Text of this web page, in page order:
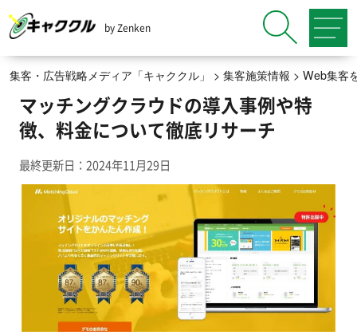
by Zenken
集客・広告戦略メディア「キャククル」 > 集客施策情報 > Web集客
マッチングクラウドの導入事例や特
徴、料金について徹底リサーチ
最終更新日：2024年11月29日